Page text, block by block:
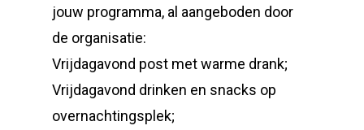
jouw programma, al aangeboden door
de organisatie:
Vrijdagavond post met warme drank;
Vrijdagavond drinken en snacks op
overnachtingsplek;